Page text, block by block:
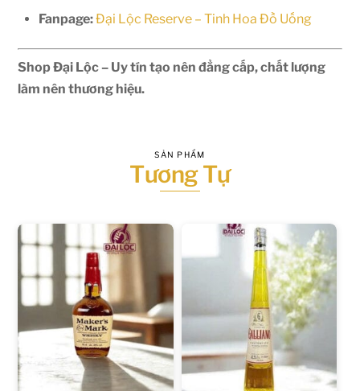
Fanpage:Đại Lộc Reserve – Tinh Hoa Đồ Uống
Shop Đại Lộc – Uy tín tạo nên đẳng cấp, chất lượng
làm nên thương hiệu.
SẢN PHẨM
Tương Tự